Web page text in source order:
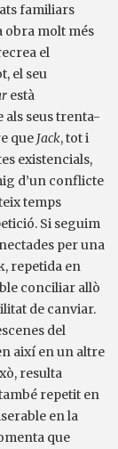
familiars
obra molt més
el
el seu
està
als seus trenta-
que Jack, tot i
existencials,
d’un conflicte
temps
Si seguim
per una
repetida en
conciliar allò
de canviar.
del
així en un altre
resulta
repetit en
en la
que